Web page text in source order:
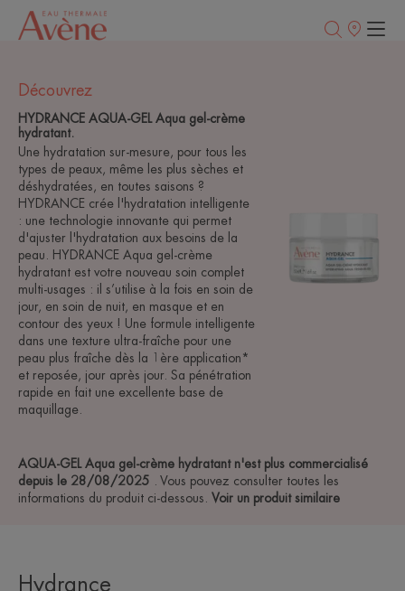
Points
AQUA-GEL Aqua gel-crème hydratant n'est plus commercialisé
depuis le 28/08/2025
. Vous pouvez consulter toutes les
informations du produit ci-dessous. Voir un produit similaire
Découvrez
HYDRANCE AQUA-GEL Aqua gel-crème
hydratant.
Une hydratation sur-mesure, pour tous les
types de peaux, même les plus sèches et
déshydratées, en toutes saisons ?
HYDRANCE crée l'hydratation intelligente
: une technologie innovante qui permet
d'ajuster l'hydratation aux besoins de la
peau. HYDRANCE Aqua gel-crème
hydratant est votre nouveau soin complet
multi-usages : il s’utilise à la fois en soin de
jour, en soin de nuit, en masque et en
contour des yeux ! Une formule intelligente
dans une texture ultra-fraîche pour une
peau plus fraîche dès la 1ère application*
et reposée, jour après jour. Sa pénétration
rapide en fait une excellente base de
maquillage.
Hydrance